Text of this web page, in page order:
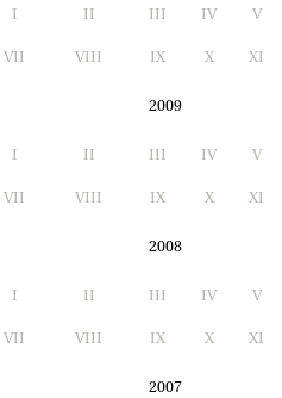
I II III IV V
VII VIII IX X XI
2009
I II III IV V
VII VIII IX X XI
2008
I II III IV V
VII VIII IX X XI
2007